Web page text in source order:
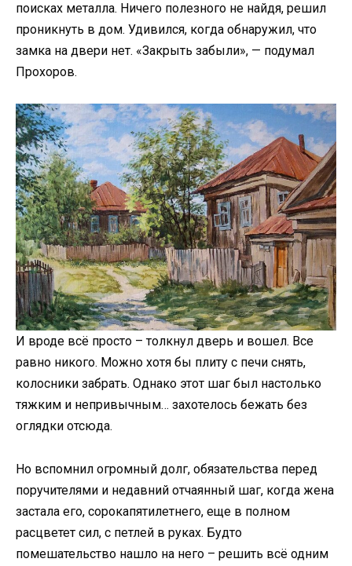
поисках металла. Ничего полезного не найдя, решил
проникнуть в дом. Удивился, когда обнаружил, что
замка на двери нет. «Закрыть забыли», — подумал
Прохоров.
И вроде всё просто – толкнул дверь и вошел. Все
равно никого. Можно хотя бы плиту с печи снять,
колосники забрать. Однако этот шаг был настолько
тяжким и непривычным… захотелось бежать без
оглядки отсюда.
Но вспомнил огромный долг, обязательства перед
поручителями и недавний отчаянный шаг, когда жена
застала его, сорокапятилетнего, еще в полном
расцветет сил, с петлей в руках. Будто
помешательство нашло на него – решить всё одним